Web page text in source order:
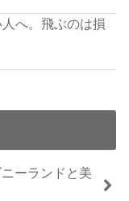
へ。飛ぶのは損
ーランドと美